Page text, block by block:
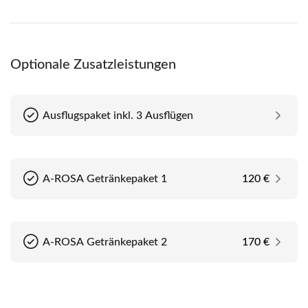
Optionale Zusatzleistungen
Ausflugspaket inkl. 3 Ausflügen
A-ROSA Getränkepaket 1 120 €
A-ROSA Getränkepaket 2 170 €